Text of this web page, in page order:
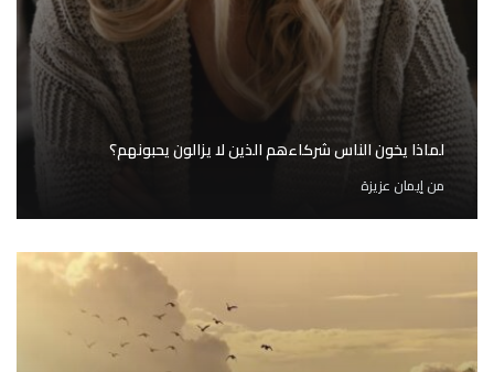
لماذا يخون الناس شركاءهم الذين لا يزالون يحبونهم؟
منإيمان عزيزة